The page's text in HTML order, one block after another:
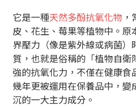
它是一種天然多酚抗氧化物
皮、花生、莓果等植物中。原
界壓力（像是紫外線或病菌）
質，也就是俗稱的「植物自衛
強的抗氧化力，不僅在健康食
幾年更被運用在保養品中，變
沉的一大主力成分。